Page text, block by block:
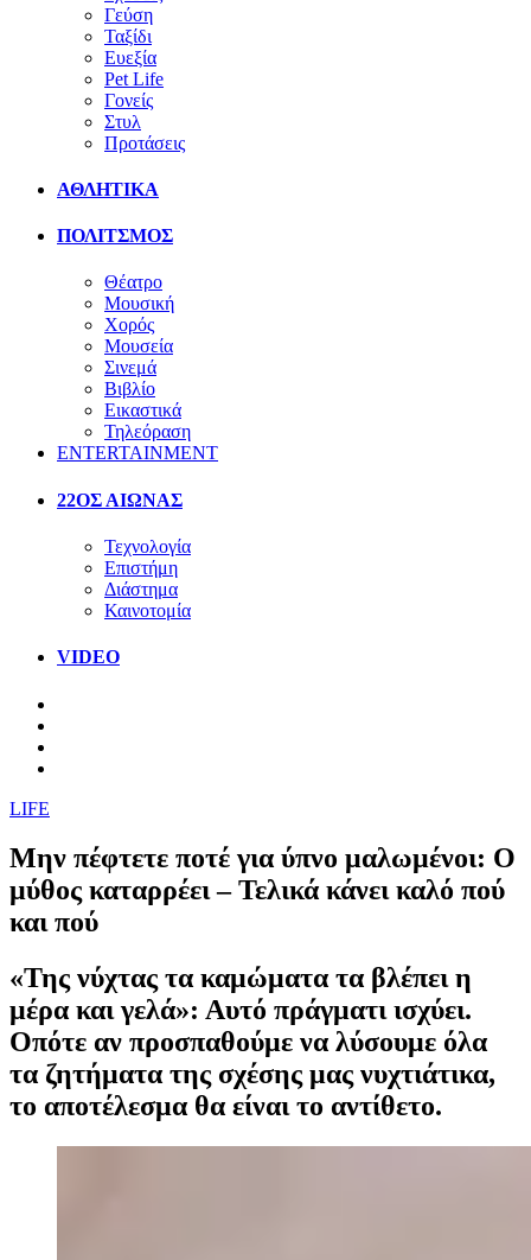
Γεύση
Ταξίδι
Ευεξία
Pet Life
Γονείς
Στυλ
Προτάσεις
ΑΘΛΗΤΙΚΑ
ΠΟΛΙΤΣΜΟΣ
Θέατρο
Μουσική
Χορός
Μουσεία
Σινεμά
Βιβλίο
Εικαστικά
Τηλεόραση
ENTERTAINMENT
22ΟΣ ΑΙΩΝΑΣ
Τεχνολογία
Επιστήμη
Διάστημα
Καινοτομία
VIDEO
LIFE
Μην πέφτετε ποτέ για ύπνο μαλωμένοι: Ο
μύθος καταρρέει – Τελικά κάνει καλό πού
και πού
«Της νύχτας τα καμώματα τα βλέπει η
μέρα και γελά»: Αυτό πράγματι ισχύει.
Οπότε αν προσπαθούμε να λύσουμε όλα
τα ζητήματα της σχέσης μας νυχτιάτικα,
το αποτέλεσμα θα είναι το αντίθετο.